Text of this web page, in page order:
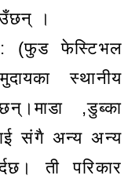
।
: (फुड फेस्टिभल
स्थानीय
,डुब्का
संगै अन्य अन्य
ती परिकार